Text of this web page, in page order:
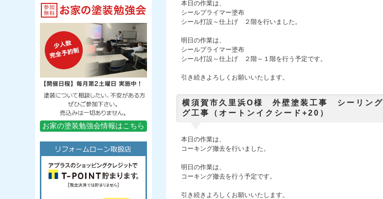
本日 の作業は、
シールプライマー塗布
シール打設～仕上げ ２階を行いました。
明日の作業は、
シールプライマー塗布
シール打設～仕上げ ２階～１階を行う予定です。
引き続きよろしくお願いいたします。
横須賀市久里浜O様 外壁塗装工事 シーリン
グ工事（オートンイクシード+20）
本日の作業は、
コーキング撤去を行いました。
明日の作業は、
コーキング撤去を行う予定です。
引き続きよろしくお願いいたします。
お家の塗装勉強会情報はこちら